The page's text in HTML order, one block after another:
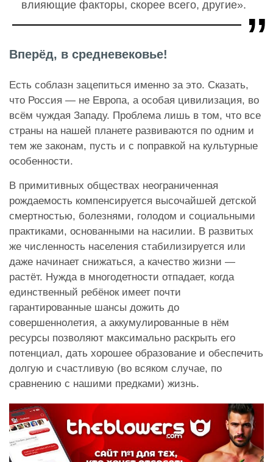
влияющие факторы, скорее всего, другие».
Вперёд, в средневековье!
Есть соблазн зацепиться именно за это. Сказать,
что Россия — не Европа, а особая цивилизация, во
всём чуждая Западу. Проблема лишь в том, что все
страны на нашей планете развиваются по одним и
тем же законам, пусть и с поправкой на культурные
особенности.
В примитивных обществах неограниченная
рождаемость компенсируется высочайшей детской
смертностью, болезнями, голодом и социальными
практиками, основанными на насилии. В развитых
же численность населения стабилизируется или
даже начинает снижаться, а качество жизни —
растёт. Нужда в многодетности отпадает, когда
единственный ребёнок имеет почти
гарантированные шансы дожить до
совершеннолетия, а аккумулированные в нём
ресурсы позволяют максимально раскрыть его
потенциал, дать хорошее образование и обеспечить
долгую и счастливую (во всяком случае, по
сравнению с нашими предками) жизнь.